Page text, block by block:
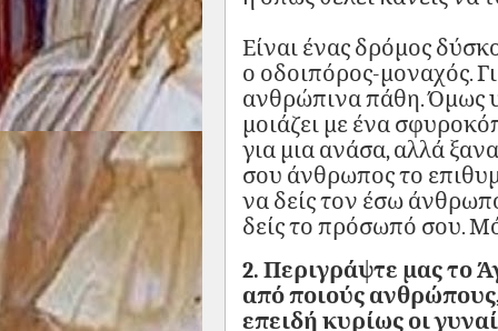
Είναι ένας δρόμος
ο οδοιπόρος-μοναχός.
ανθρώπινα πάθη. Όμως
μοιάζει με ένα
για μια ανάσα, αλλά
σου άνθρωπος το
να δείς τον έσω
δείς το πρόσωπό σου.
2. Περιγράψτε μας το
από ποιούς
επειδή κυρίως οι